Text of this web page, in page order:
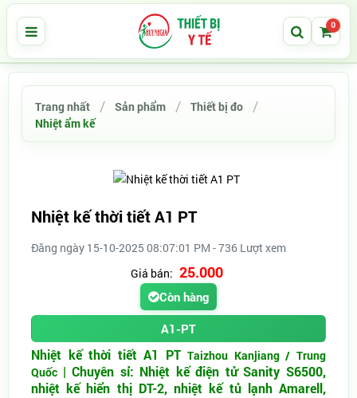
0
Trang nhất Sản phẩm
Thiết bị đo
Nhiệt ẩm kế
Nhiệt kế thời tiết A1 PT
Đăng ngày 15-10-2025 08:07:01 PM - 736 Lượt xem
Giá bán: 25.000
Còn hàng
A1-PT
Nhiệt kế thời tiết A1 PTTaizhou Kanjiang / Trung
Quốc | Chuyên sỉ: Nhiệt kế điện tử Sanity S6500,
nhiệt kế hiển thị DT-2, nhiệt kế tủ lạnh Amarell,